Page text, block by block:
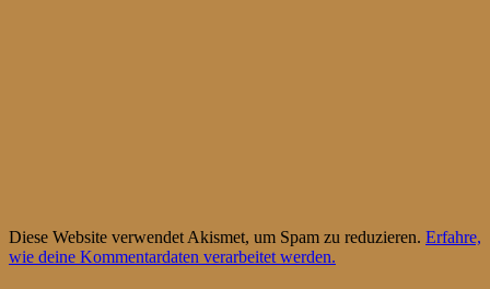
Diese Website verwendet Akismet, um Spam zu reduzieren. Erfahre,
wie deine Kommentardaten verarbeitet werden.